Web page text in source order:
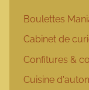
Boulettes
Cabinet de
Confitures &
Cuisine